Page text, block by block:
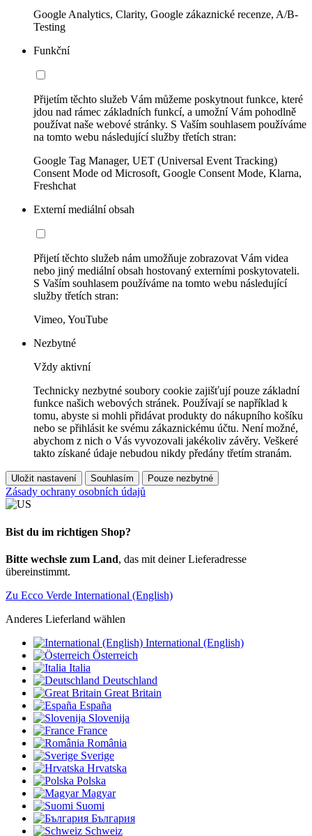
Google Analytics, Clarity, Google zákaznické recenze, A/B-
Testing
Funkční
Přijetím těchto služeb Vám můžeme poskytnout funkce, které
jdou nad rámec základních funkcí, a umožní Vám pohodlně
používat naše webové stránky. S Vaším souhlasem používáme
na tomto webu následující služby třetích stran:
Google Tag Manager, UET (Universal Event Tracking)
Consent Mode od Microsoft, Google Consent Mode, Klarna,
Freshchat
Externí mediální obsah
Přijetí těchto služeb nám umožňuje zobrazovat Vám videa
nebo jiný mediální obsah hostovaný externími poskytovateli.
S Vaším souhlasem používáme na tomto webu následující
služby třetích stran:
Vimeo, YouTube
Nezbytné
Vždy aktivní
Technicky nezbytné soubory cookie zajišťují pouze základní
funkce našich webových stránek. Používají se například k
tomu, abyste si mohli přidávat produkty do nákupního košíku
nebo se přihlásit ke svému zákaznickému účtu. Není možné,
abychom z nich o Vás vyvozovali jakékoliv závěry. Veškeré
takto získané údaje nebudou nikdy předány třetím stranám.
Uložit nastavení Souhlasím Pouze nezbytné
Zásady ochrany osobních údajů
Bist du im richtigen Shop?
Bitte wechsle zum Land, das mit deiner Lieferadresse
übereinstimmt.
Zu Ecco Verde International (English)
Anderes Lieferland wählen
International (English)
Österreich
Italia
Deutschland
Great Britain
España
Slovenija
France
România
Sverige
Hrvatska
Polska
Magyar
Suomi
България
Schweiz